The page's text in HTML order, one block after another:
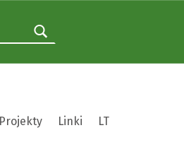
Projekty Linki LT